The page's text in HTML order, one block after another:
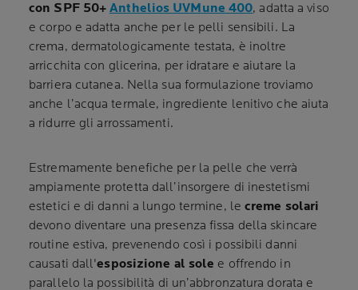
con SPF 50+ Anthelios UVMune 400, adatta a viso
e corpo e adatta anche per le pelli sensibili. La
crema, dermatologicamente testata, è inoltre
arricchita con glicerina, per idratare e aiutare la
barriera cutanea. Nella sua formulazione troviamo
anche l’acqua termale, ingrediente lenitivo che aiuta
a ridurre gli arrossamenti.
Estremamente benefiche per la pelle che verrà
ampiamente protetta dall’insorgere di inestetismi
estetici e di danni a lungo termine, lecreme solari
devono diventare una presenza fissa della skincare
routine estiva, prevenendo così i possibili danni
causati dall'esposizione al sole e offrendo in
parallelo la possibilità di un’abbronzatura dorata e